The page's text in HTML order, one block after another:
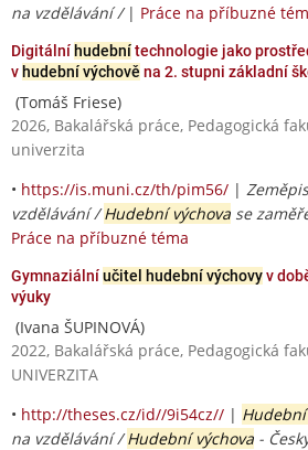
na vzdělávání / | Práce na příbuzné
Digitální hudebnítechnologie jako
v hudební výchově na 2. stupni základní
(Tomáš Friese)
2026, Bakalářská práce, Pedagogická
univerzita
• https://is.muni.cz/th/pim56/ |
vzdělávání /Hudební výchova se
Práce na příbuzné téma
Gymnaziálníučitel hudební výchovyv
výuky
(Ivana ŠUPINOVÁ)
2022, Bakalářská práce, Pedagogická
UNIVERZITA
• http://theses.cz/id//9i54cz// |
na vzdělávání /Hudební výchova -